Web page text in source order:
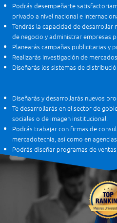
Podrás desempeñarte
privado a nivel nacional e
Tendrás la capacidad de desarrollar
de negocio y administrar empresas
Planearás campañas publicitarias y
Realizarás investigación de
Diseñarás los sistemas de
Diseñarás y desarrollarás nuevos
Te desarrollarás en el sector de
sociales o de imagen institucional.
Podrás trabajar con firmas de
mercadotecnia, así como en
Podrás diseñar programas de